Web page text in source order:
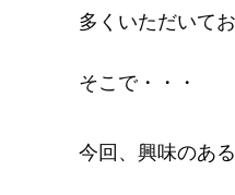
多くいただいてお
そこで・・・
今回、興味のあ